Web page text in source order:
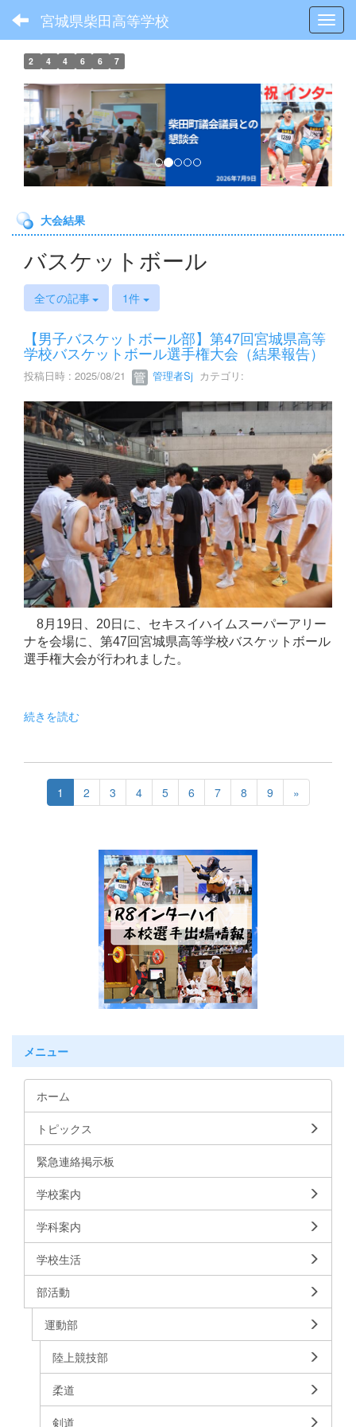
宮城県柴田高等学校
2 4 4 6 6 7
p
r
e
v
i
u
s
n
e
x
t
大会結果
バスケットボール
全ての記事 1件
【男子バスケットボール部】第47回宮城県高等
学校バスケットボール選手権大会（結果報告）
投稿日時 : 2025/08/21 管理者Sj カテゴリ:
8月19日、20日に、セキスイハイムスーパーアリー
ナを会場に、第47回宮城県高等学校バスケットボール
選手権大会が行われました。
続きを読む
1 2 3 4 5 6 7 8 9 »
メニュー
ホーム
トピックス
緊急連絡掲示板
学校案内
学科案内
学校生活
部活動
運動部
陸上競技部
柔道
剣道